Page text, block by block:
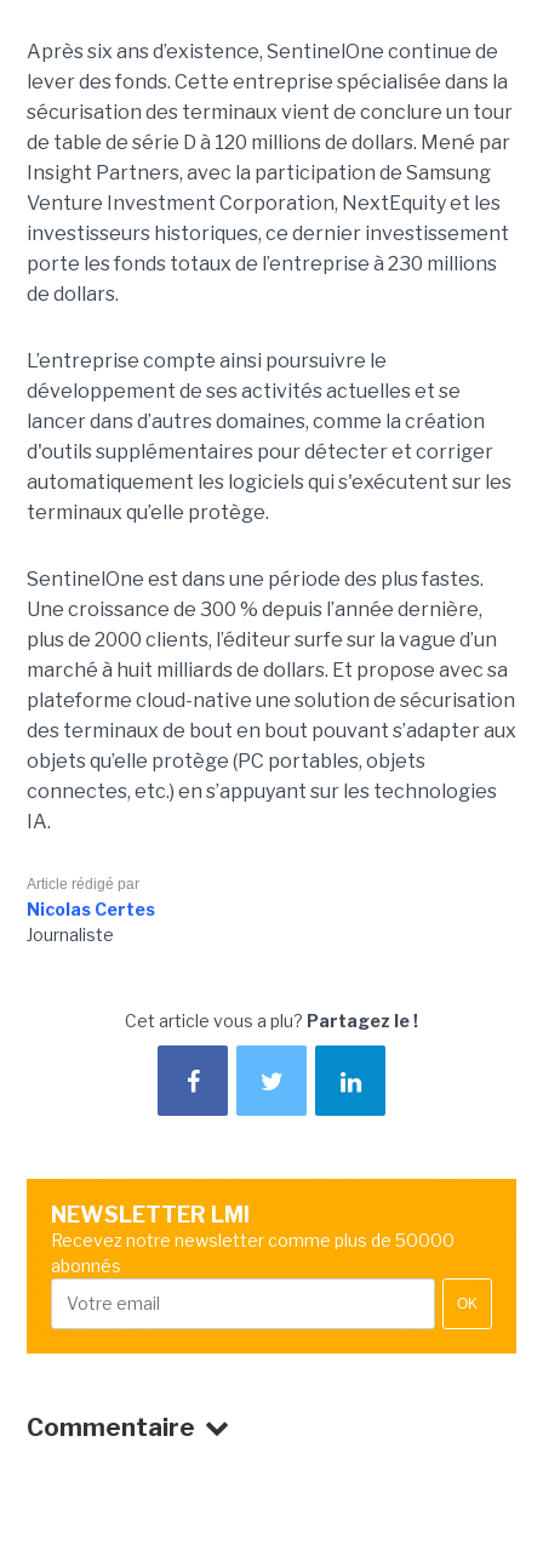
Après six ans d’existence, SentinelOne continue de
lever des fonds. Cette entreprise spécialisée dans la
sécurisation des terminaux vient de conclure un tour
de table de série D à 120 millions de dollars. Mené par
Insight Partners, avec la participation de Samsung
Venture Investment Corporation, NextEquity et les
investisseurs historiques, ce dernier investissement
porte les fonds totaux de l’entreprise à 230 millions
de dollars.
L’entreprise compte ainsi poursuivre le
développement de ses activités actuelles et se
lancer dans d’autres domaines, comme la création
d'outils supplémentaires pour détecter et corriger
automatiquement les logiciels qui s'exécutent sur les
terminaux qu’elle protège.
SentinelOne est dans une période des plus fastes.
Une croissance de 300 % depuis l’année dernière,
plus de 2000 clients, l’éditeur surfe sur la vague d’un
marché à huit milliards de dollars. Et propose avec sa
plateforme cloud-native une solution de sécurisation
des terminaux de bout en bout pouvant s’adapter aux
objets qu’elle protège (PC portables, objets
connectes, etc.) en s’appuyant sur les technologies
IA.
Article rédigé par
Nicolas Certes
Journaliste
Cet article vous a plu? Partagez le !
NEWSLETTER LMI
Recevez notre newsletter comme plus de 50000
abonnés
OK
Commentaire